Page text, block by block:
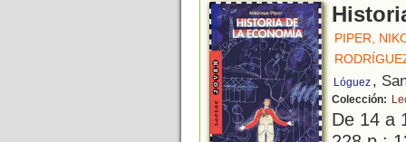
PIPER,
Lóguez ,
Colección:
De 14 a